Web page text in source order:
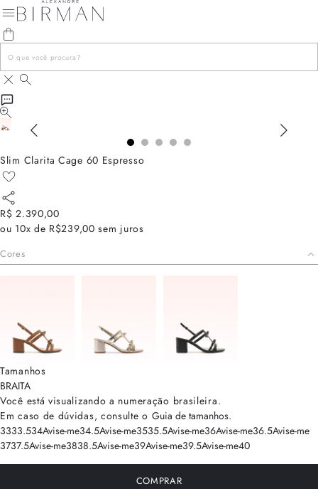
Slim Clarita Cage 60 Espresso
R$ 2.390,00
ou 10x de R$239,00 sem juros
Cores
Tamanhos
BRAITA
Você está visualizando a numeração brasileira.
Em caso de dúvidas, consulte o Guia de tamanhos.
3333.534Avise-me34.5Avise-me3535.5Avise-me36Avise-me36.5Avise-me
3737.5Avise-me3838.5Avise-me39Avise-me39.5Avise-me40
COMPRAR